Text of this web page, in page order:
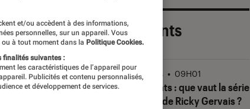
Les plus récents
Alley Cats: que vaut la série
animée de Ricky Gervais ?
Séries • 09H01
et/ou accèdent à des informations,
personnelles, sur un appareil. Vous
à tout moment dans la Politique Cookies.
finalités suivantes :
les caractéristiques de l’appareil pour
Publicités et contenu personnalisés,
et développement de services.